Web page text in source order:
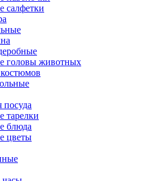
салфетки
головы животных
посуда
тарелки
блюда
цветы